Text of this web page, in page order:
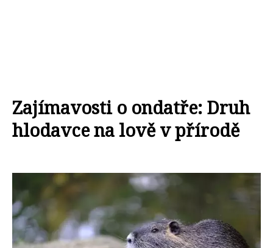
Zajímavosti o ondatře: Druh
hlodavce na lově v přírodě